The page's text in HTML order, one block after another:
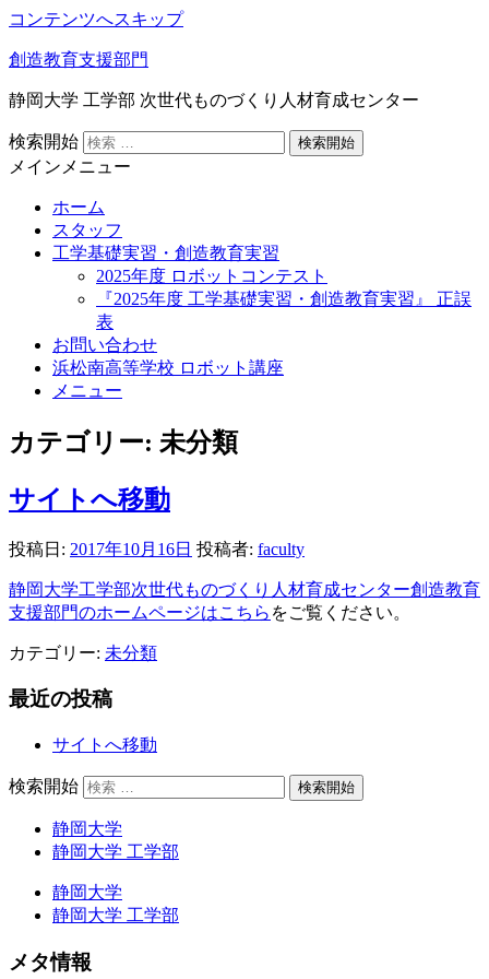
コンテンツへスキップ
創造教育支援部門
静岡大学 工学部 次世代ものづくり人材育成センター
検索開始
メインメニュー
ホーム
スタッフ
工学基礎実習・創造教育実習
2025年度 ロボットコンテスト
『2025年度 工学基礎実習・創造教育実習』 正誤
表
お問い合わせ
浜松南高等学校 ロボット講座
メニュー
カテゴリー: 未分類
サイトへ移動
投稿日: 2017年10月16日 投稿者: faculty
静岡大学工学部次世代ものづくり人材育成センター創造教育
支援部門のホームページはこちら をご覧ください。
カテゴリー: 未分類
最近の投稿
サイトへ移動
検索開始
静岡大学
静岡大学 工学部
静岡大学
静岡大学 工学部
メタ情報